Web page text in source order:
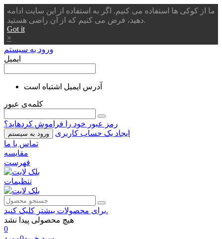
ما از کوکی ها استفاده می کنیم. اگر به استفاده از این سایت ادامه
دهید، فرض می کنیم که از آن راضی هستید.
Got it
×
ورود به سیستم
ایمیل
آدرس ایمیل اشتباه است
کلمه‌ی عبور
رمز عبور خود را فراموش کردهاید؟
ورود به سیستم
ایجاد یک حساب کاربری
تماس با ما
مقایسه
فهرست
تنظیمات
برای محصولات بیشتر کلیک کنید.
هیچ محصولی پیدا نشد
0